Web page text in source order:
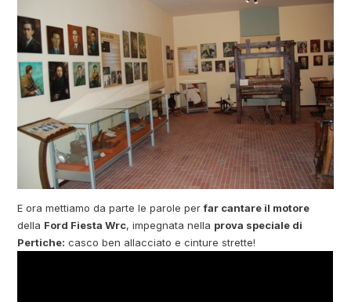
E ora mettiamo da parte le parole perfar cantare il motore
della Ford Fiesta Wrc, impegnata nella prova speciale di
Pertiche: casco ben allacciato e cinture strette!